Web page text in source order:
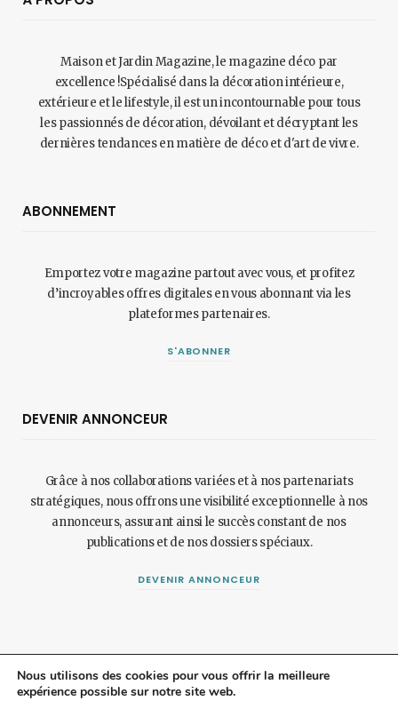
Maison et Jardin Magazine, le magazine déco par
excellence !Spécialisé dans la décoration intérieure,
extérieure et le lifestyle, il est un incontournable pour tous
les passionnés de décoration, dévoilant et décryptant les
dernières tendances en matière de déco et d'art de vivre.
ABONNEMENT
Emportez votre magazine partout avec vous, et profitez
d’incroyables offres digitales en vous abonnant via les
plateformes partenaires.
S'ABONNER
DEVENIR ANNONCEUR
Grâce à nos collaborations variées et à nos partenariats
stratégiques, nous offrons une visibilité exceptionnelle à nos
annonceurs, assurant ainsi le succès constant de nos
publications et de nos dossiers spéciaux.
DEVENIR ANNONCEUR
Nous utilisons des cookies pour vous offrir la meilleure
expérience possible sur notre site web.